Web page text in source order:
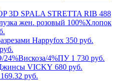
488
350 руб.
1 730 руб.
680 руб.
169.32 руб.